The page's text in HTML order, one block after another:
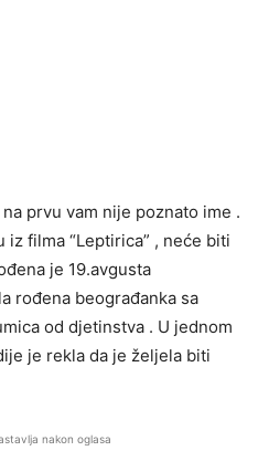
prvu vam nije poznato ime .
filma “Leptirica” , neće biti
je 19.avgusta
rođena beograđanka sa
od djetinstva . U jednom
je rekla da je željela biti
nakon oglasa